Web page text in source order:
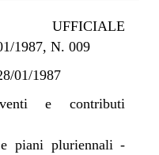
UFFICIALE
1987, N. 009
01/1987
e contributi
piani pluriennali -